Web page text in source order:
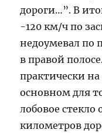
дороги…”. В
-120 км/ч по
недоумевал по
в правой
практически
основном для
лобовое стекло
километров